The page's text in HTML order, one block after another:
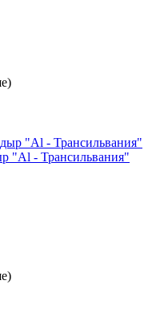
"Al - Трансильвания"